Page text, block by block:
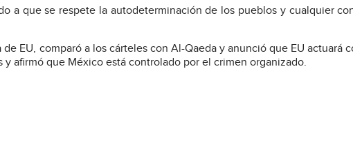
a que se respete la autodeterminación de los pueblos y cualquier
EU, comparó a los cárteles con Al-Qaeda y anunció que EU actuará
y afirmó que México está controlado por el crimen organizado.